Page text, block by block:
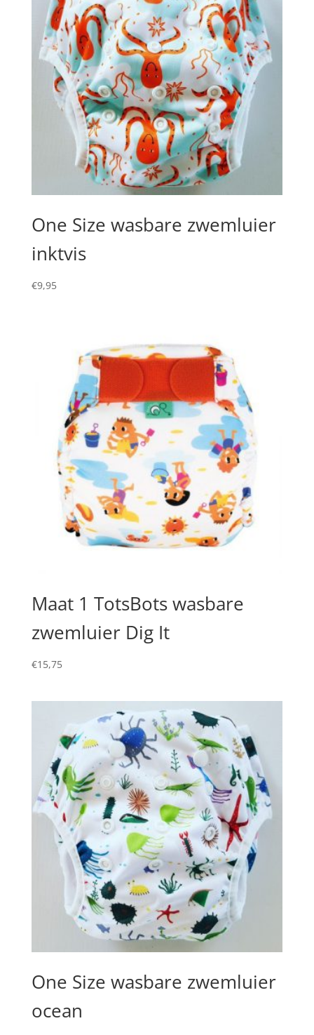
One Size wasbare zwemluier
inktvis
€9,95
Maat 1 TotsBots wasbare
zwemluier Dig It
€15,75
One Size wasbare zwemluier
ocean